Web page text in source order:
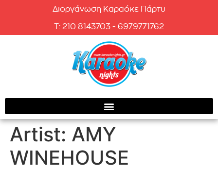
Διοργάνωση Καραόκε Πάρτυ
T: 210 8143703 - 6979771762
Artist: AMY
WINEHOUSE